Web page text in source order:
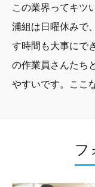
この業界ってキツ
浦組は日曜休みで
す時間も大事にで
の作業員さんたち
やすいです。ここ
フ